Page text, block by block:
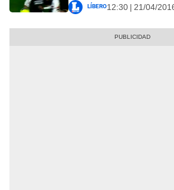
Líbero12:30 | 21/04/